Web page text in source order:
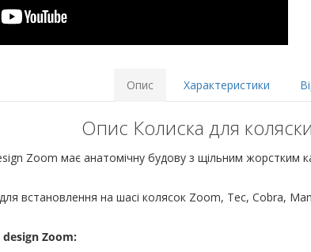
Опис Характеристики
Опис Колиска для
Zoom має анатомічну будову з щільним жорстким
встановлення на шасі колясок Zoom, Tec, Cobra,
Zoom: